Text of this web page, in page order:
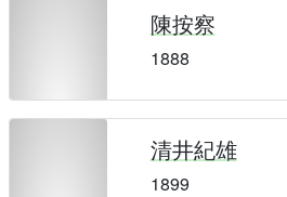
陳按察
1888
清井紀雄
1899